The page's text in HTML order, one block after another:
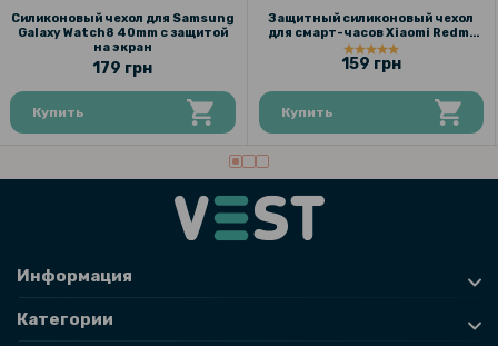
Противоударная гидрогелевая пленка Hydrogel Film для Huawei GT
5 Pro 46mm (6 шт), Transparent
239 грн
Ремешок Silicone для смарт - часов Huawei Watch Fit 3​
Противоударное защитное стекло SoftGlass Full Cover PMMA для
Силиконовый чехол для Samsung
Galaxy Watch8 40mm с защитой
на экран
179 грн
Купить
Защитный силиконовый чехол
для смарт-часов Xiaomi Redmi
Watch 5 Active
159 грн
Купить
Информация
Категории